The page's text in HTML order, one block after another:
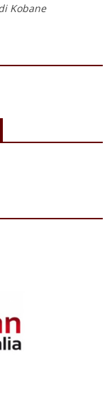
Kobane